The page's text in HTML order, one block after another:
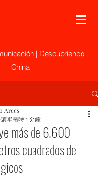
| Descubriendo
China
más de 6.600
cuadrados de
Arcos
讀畢需時 1 分鐘